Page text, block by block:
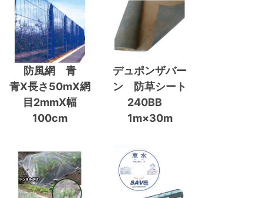
防風網 青
青X長さ50mX網
目2mmX幅
100cm
デュポンザバー
ン 防草シート
240BB
1m×30m